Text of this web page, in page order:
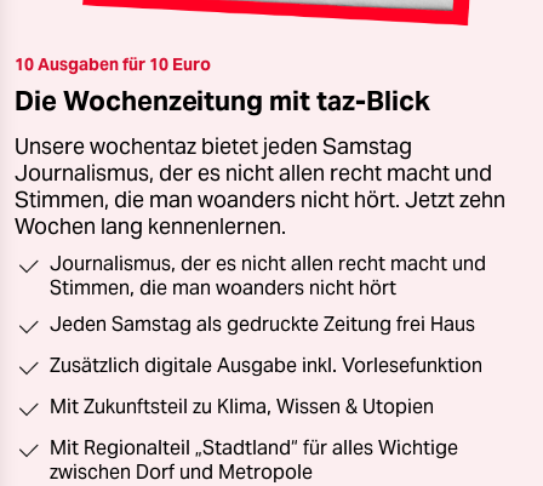
10 Ausgaben für 10 Euro
Die Wochenzeitung mit taz-Blick
Unsere wochentaz bietet jeden Samstag
Journalismus, der es nicht allen recht macht und
Stimmen, die man woanders nicht hört. Jetzt zehn
Wochen lang kennenlernen.
Journalismus, der es nicht allen recht macht und
Stimmen, die man woanders nicht hört
Jeden Samstag als gedruckte Zeitung frei Haus
Zusätzlich digitale Ausgabe inkl. Vorlesefunktion
Mit Zukunftsteil zu Klima, Wissen & Utopien
Mit Regionalteil „Stadtland“ für alles Wichtige
zwischen Dorf und Metropole